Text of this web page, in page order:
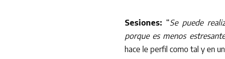
Sesiones: “Se puede
porque es menos
hace le perfil como tal y en